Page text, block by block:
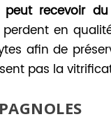
peut recevoir
perdent en
afin de
pas la